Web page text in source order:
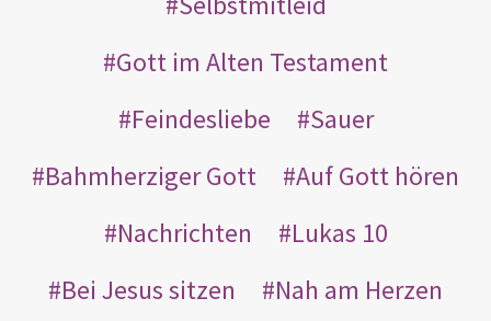
Gott im Alten Testament
Feindesliebe
Sauer
Bahmherziger Gott
Auf Gott hören
Nachrichten
Lukas 10
Bei Jesus sitzen
Nah am Herzen